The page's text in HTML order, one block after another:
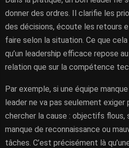
donner des ordres. Il clarifie les
des décisions, écoute les retours
faire selon la situation. Ce que
qu’un leadership efficace repose
relation que sur la compétence
Par exemple, si une équipe
leader ne va pas seulement exiger
chercher la cause : objectifs flous,
manque de reconnaissance ou
tâches. C’est précisément là